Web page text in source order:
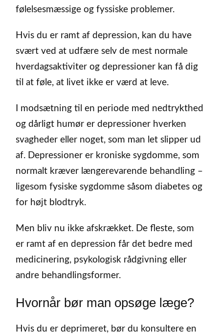
følelsesmæssige og fyssiske problemer.
Hvis du er ramt af depression, kan du have
svært ved at udfære selv de mest normale
hverdagsaktiviter og depressioner kan få dig
til at føle, at livet ikke er værd at leve.
I modsætning til en periode med nedtrykthed
og dårligt humør er depressioner hverken
svagheder eller noget, som man let slipper ud
af. Depressioner er kroniske sygdomme, som
normalt kræver længerevarende behandling –
ligesom fysiske sygdomme såsom diabetes og
for højt blodtryk.
Men bliv nu ikke afskrækket. De fleste, som
er ramt af en depression får det bedre med
medicinering, psykologisk rådgivning eller
andre behandlingsformer.
Hvornår bør man opsøge læge?
Hvis du er deprimeret, bør du konsultere en